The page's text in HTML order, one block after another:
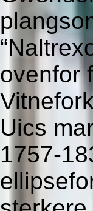
ovenfor
Uics
1757-